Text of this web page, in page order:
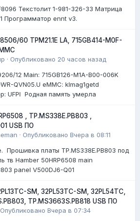
Текстолит 1-981-326-33 Матрица
Программатор ennt v3.
60 TPM21.1E LA, 715GB414-M0F-
· Опубликовано 20 часов назад
12 Мain: 715GB126-M1A-B00-006K
QVN05.U eMMC: klmag1getd
UFPI Родная память умерла
, TP.MS338E.PB803 ,
USB ПО
· Опубликовано Вчера в 08:11
Прошивка платы TP.MS338E.PB803 под
тв Hamber 50HRP6508 main
panel V500DJ6-Q01
SM, 32PL53TC-SM, 32PL54TC,
TP.MS3663S.PB818 USB ПО
Опубликовано Вчера в 07:34